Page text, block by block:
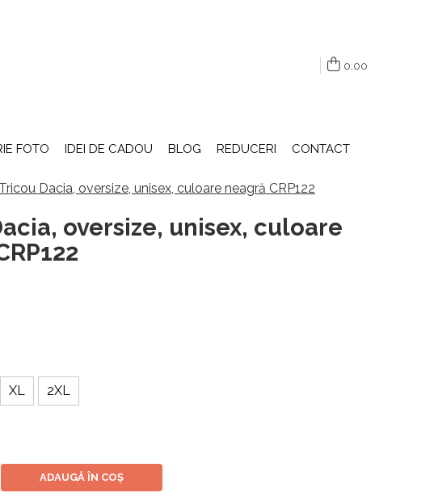
0,00
FOTO IDEI DE CADOU BLOG REDUCERI CONTACT
Tricou Dacia, oversize, unisex, culoare neagră CRP122
oversize, unisex, culoare
XL 2XL
ADAUGĂ ÎN COȘ